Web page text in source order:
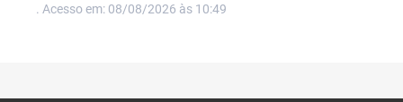
. Acesso em: 08/08/2026 às 10:49